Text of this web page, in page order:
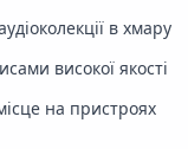
в хмару
високої якості
на пристроях